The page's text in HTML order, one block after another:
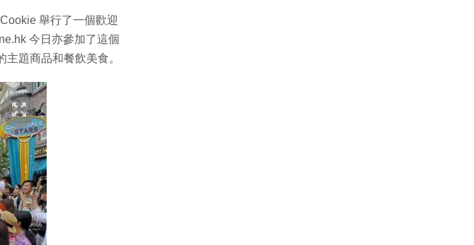
舉行了一個歡迎
今日亦參加了這個
題商品和餐飲美食。